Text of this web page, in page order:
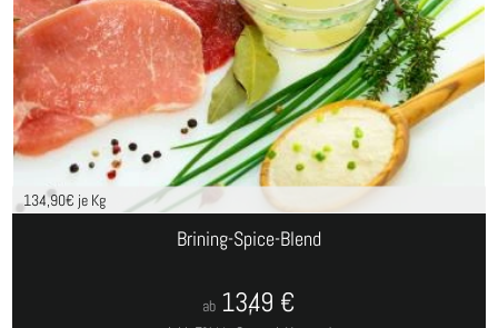
134,90€ je Kg
Brining-Spice-Blend
ab 13,49 €